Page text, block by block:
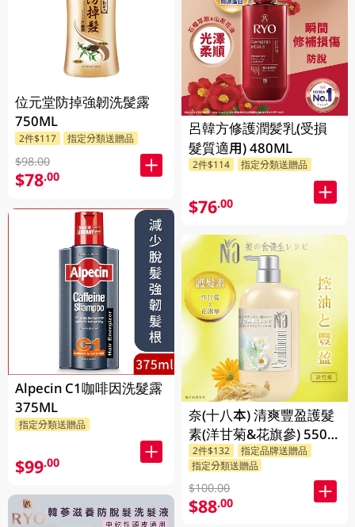
位元堂防掉強韌洗髲露
750ML
2件$117 指定分類送贈品
$98.00
$78.00
Alpecin C1咖啡因洗髮露
375ML
指定分類送贈品
$99.00
呂韓方修護潤髪乳(受損
髮質適用) 480ML
2件$114 指定分類送贈品
$76.00
奈(十八本) 清爽豐盈護髮
素(洋甘菊&花旗參) 550
ML
2件$132
指定品牌送贈品
指定分類送贈品
$100.00
$88.00